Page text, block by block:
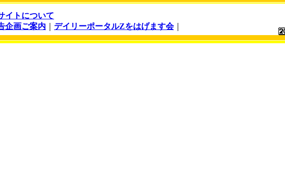
イトについて
企画ご案内
デイリーポータルZをはげます会｜